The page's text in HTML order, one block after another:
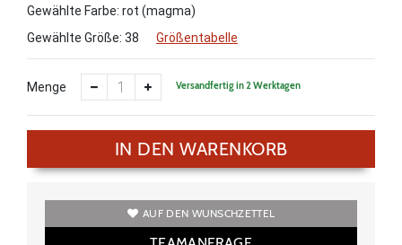
Gewählte Farbe: rot (magma)
Gewählte Größe: 38 Größentabelle
Menge Versandfertig in 2 Werktagen
IN DEN WARENKORB
AUF DEN WUNSCHZETTEL